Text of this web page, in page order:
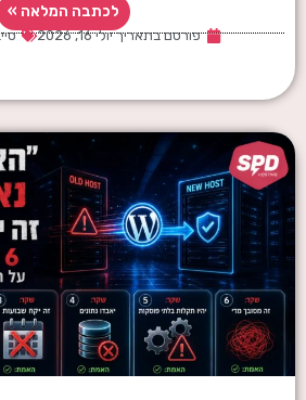
לכתבה המלאה »
פורסם בתאריך יולי 16, 2026